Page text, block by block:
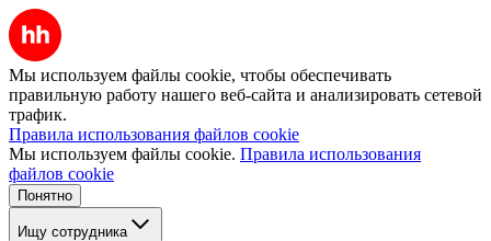
Мы используем файлы cookie, чтобы обеспечивать
правильную работу нашего веб-сайта и анализировать сетевой
трафик.
Правила использования файлов cookie
Мы используем файлы cookie. Правила использования
файлов cookie
Понятно
Ищу сотрудника